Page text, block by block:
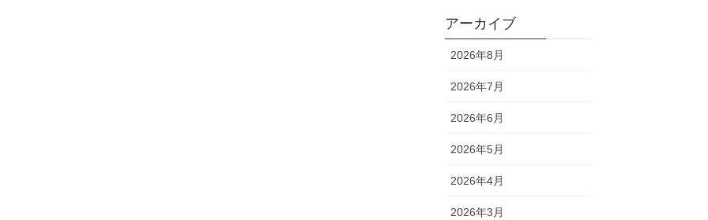
アーカイブ
2026年8月
2026年7月
2026年6月
2026年5月
2026年4月
2026年3月